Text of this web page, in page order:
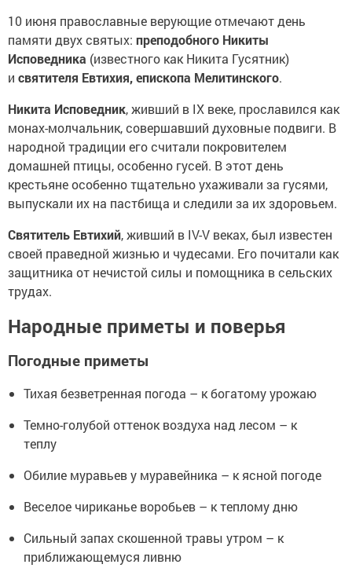
10 июня православные верующие отмечают день
памяти двух святых: преподобного Никиты
Исповедника (известного как Никита Гусятник)
и святителя Евтихия, епископа Мелитинского.
Никита Исповедник, живший в IX веке, прославился как
монах-молчальник, совершавший духовные подвиги. В
народной традиции его считали покровителем
домашней птицы, особенно гусей. В этот день
крестьяне особенно тщательно ухаживали за гусями,
выпускали их на пастбища и следили за их здоровьем.
Святитель Евтихий, живший в IV-V веках, был известен
своей праведной жизнью и чудесами. Его почитали как
защитника от нечистой силы и помощника в сельских
трудах.
Народные приметы и поверья
Погодные приметы
Тихая безветренная погода – к богатому урожаю
Темно-голубой оттенок воздуха над лесом – к
теплу
Обилие муравьев у муравейника – к ясной погоде
Веселое чириканье воробьев – к теплому дню
Сильный запах скошенной травы утром – к
приближающемуся ливню